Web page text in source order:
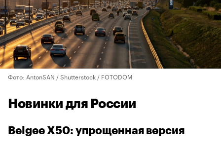
Фото: AntonSAN / Shutterstock / FOTODOM
Новинки для России
Belgee X50: упрощенная версия